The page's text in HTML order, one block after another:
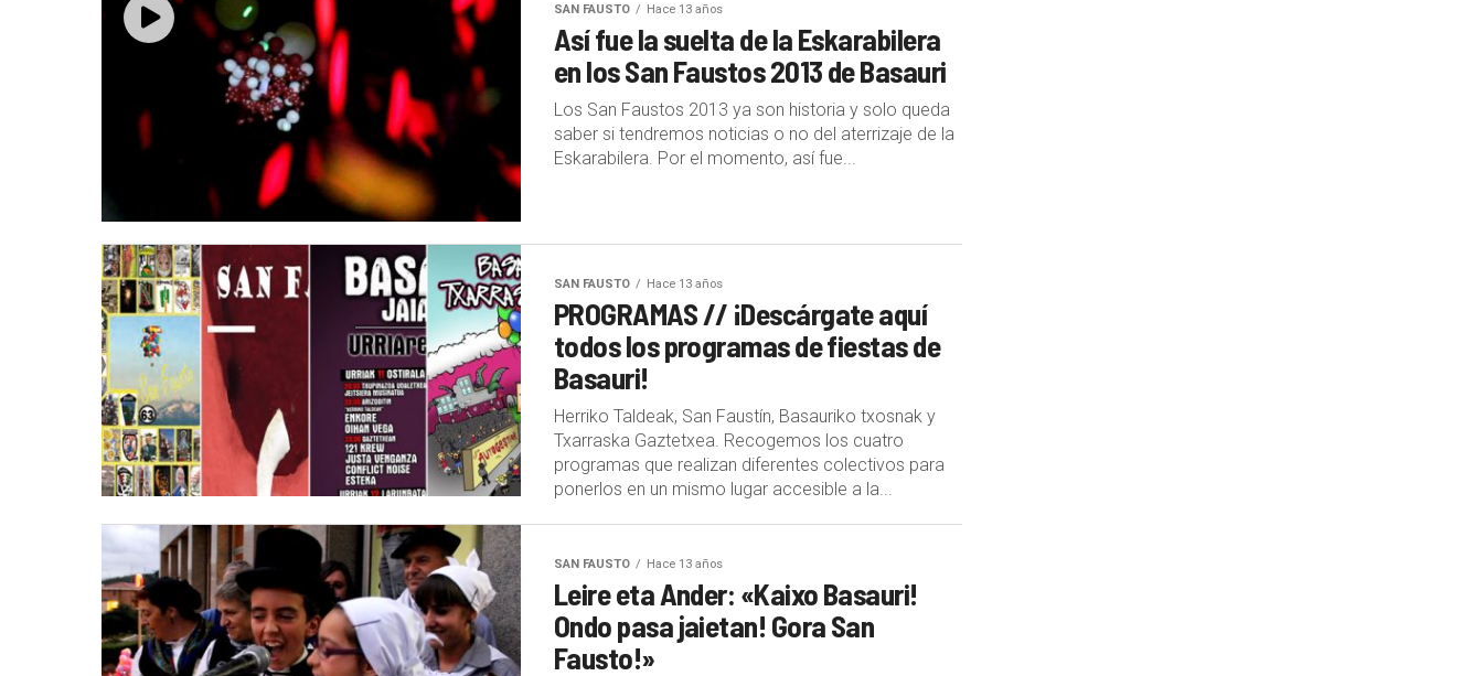
SAN FAUSTO Hace 13 años
Así fue la suelta de la Eskarabilera
en los San Faustos 2013 de Basauri
Los San Faustos 2013 ya son historia y solo queda
saber si tendremos noticias o no del aterrizaje de la
Eskarabilera. Por el momento, así fue...
SAN FAUSTO Hace 13 años
PROGRAMAS // ¡Descárgate aquí
todos los programas de fiestas de
Basauri!
Herriko Taldeak, San Faustín, Basauriko txosnak y
Txarraska Gaztetxea. Recogemos los cuatro
programas que realizan diferentes colectivos para
ponerlos en un mismo lugar accesible a la...
SAN FAUSTO Hace 13 años
Leire eta Ander: «Kaixo Basauri!
Ondo pasa jaietan! Gora San
Fausto!»